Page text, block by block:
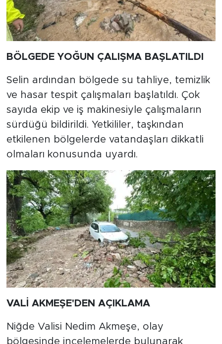
BÖLGEDE YOĞUN ÇALIŞMA BAŞLATILDI
Selin ardından bölgede su tahliye, temizlik
ve hasar tespit çalışmaları başlatıldı. Çok
sayıda ekip ve iş makinesiyle çalışmaların
sürdüğü bildirildi. Yetkililer, taşkından
etkilenen bölgelerde vatandaşları dikkatli
olmaları konusunda uyardı.
VALİ AKMEŞE'DEN AÇIKLAMA
Niğde Valisi Nedim Akmeşe, olay
bölgesinde incelemelerde bulunarak